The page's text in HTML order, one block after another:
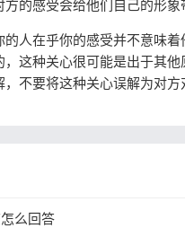
的感受会给他们自己的形
在乎你的感受并不意味着
这种关心很可能是出于其
不要将这种关心误解为对方
么回答